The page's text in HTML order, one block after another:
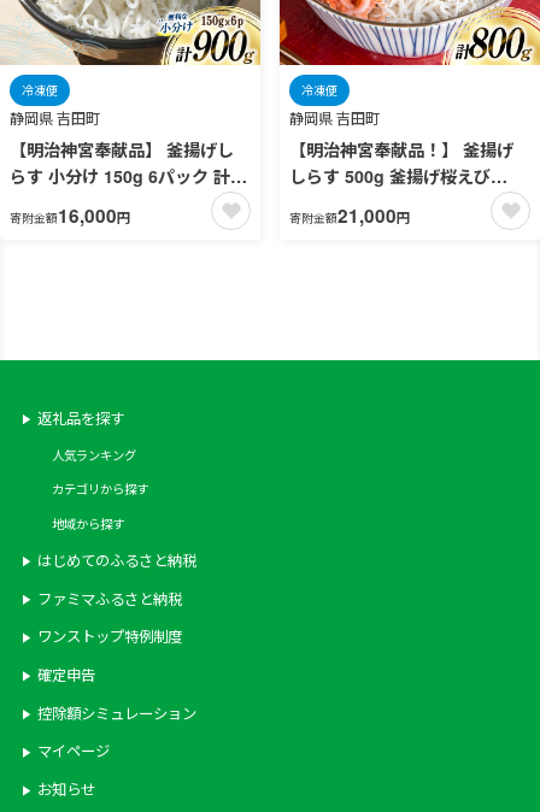
静岡県 吉田町
冷凍便
【明治神宮奉献品】 釜揚げし
らす 小分け 150g 6パック 計
900g [丸三水産 静岡県 吉田町
22424457] 冷凍 しらす シラス
寄附金額16,000円
静岡県 吉田町
冷凍便
【明治神宮奉献品！】 釜揚げ
しらす 500g 釜揚げ桜えび
300g [丸三水産 静岡県 吉田町
22424486] シラス しらす 釜揚
寄附金額21,000円
返礼品を探す
人気ランキング
カテゴリから探す
地域から探す
はじめてのふるさと納税
ファミマふるさと納税
ワンストップ特例制度
確定申告
控除額シミュレーション
マイページ
お知らせ